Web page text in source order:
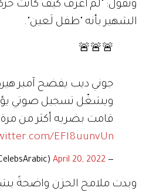
وتقول: "لم أعرف كيف كانت
الشهير بأنه "طفل لَعين".
🚨🚨🚨
جوني ديب يفضح آمبر
ويشغّل تسجيل صوتي
قامت بضربه أكثر من
EFI8uunvUn
— Celebs Arabic (@CelebsArabic)
April 20, 2022
وبدت ملامح الحزن واضحةً